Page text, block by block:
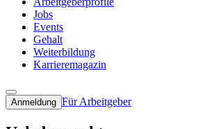
Jobs
Events
Gehalt
Weiterbildung
Karrieremagazin
Anmeldung Für Arbeitgeber